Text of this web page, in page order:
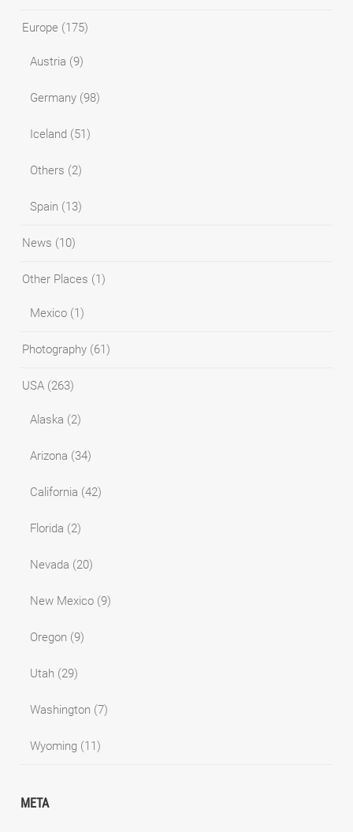
Europe (175)
Austria (9)
Germany (98)
Iceland (51)
Others (2)
Spain (13)
News (10)
Other Places (1)
Mexico (1)
Photography (61)
USA (263)
Alaska (2)
Arizona (34)
California (42)
Florida (2)
Nevada (20)
New Mexico (9)
Oregon (9)
Utah (29)
Washington (7)
Wyoming (11)
META